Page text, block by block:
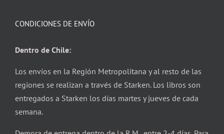
CONDICIONES DE ENVÍO
Dentro de Chile:
Los envíos en la Región Metropolitana y al resto de las
regiones se realizan a través de Starken. Los libros son
entregados a Starken los días martes y jueves de cada
semana.